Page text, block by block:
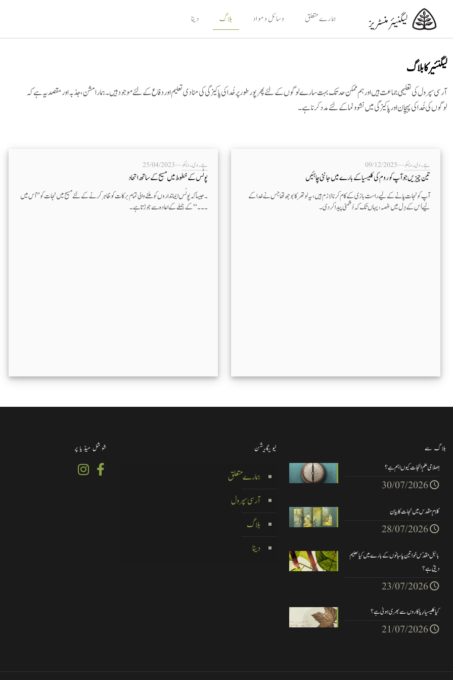
ہمارے متعلق وسائل و مواد بلاگ دینا
لیگنئیر کا بلاگ
آرسی سپرول کی تعلیمی جماعت ہیں اور ہم ممکن حد تک بہت سارے لوگوں کے لئے پھر پور طور پر خُدا کی پاکیزگی کی منادی تعلیم اور دفاع کے لئے موجود ہیں۔ ہمارا مشن ، جذبہ اور مقصد یہ ہے کہ
لوگوں کی خُدا کی پہچان اور پاکیزگی میں نشوونما کے لئے مدد کرنا ہے۔
جے۔وی۔ ویسکو—
09/12/2025
تین چیزیں جو آپ کو روم کی کلیسیا کے بارے میں جاننی چاہئیں
آپ کو نجات پانے کےلیے راست بازی کے کام کرنا لازم ہیں، یہ لوتھر کا بوجھ تھا جس نے خدا کے
لیے اُس کے دِل میں غصہ، یہاں تک کہ دُشمنی پیدا کر دی۔
جے۔وی۔ ویسکو—
25/04/2023
پولُس کے خطوط میں مسیح کے ساتھ اتحاد
۔جیسا کہ پولُس ایمانداروں کو ملنے والی تمام برکات کو ظاہر کرنے کے لئے مسیح میں نجات کو ’’اُس میں
۔۔۔‘‘ کے جملے کے اعادہ سے جوڑتا ہے۔
بلاگ سے
اِصلاحی علم ِ النجات کیوں اہم ہے ؟
30/07/2026
کلام ِ مقدس میں نجات کا بیان
28/07/2026
بائبل مقدّس خواتین پاسبانوں کے بارے میں کیا تعلیم
دیتی ہے؟
23/07/2026
کیا کلیسیا رِیاکاروں سے بھری ہوئی ہے؟
21/07/2026
نیویگیشن
ہمارے متعلق
آر سی سپرول
بلاگ
دینا
شوشل میڈیا پر